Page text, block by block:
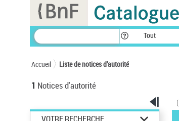
Tout
Accueil Liste de notices d’autorité
1 Notices d'autorité
Panneau de gestion des cookies